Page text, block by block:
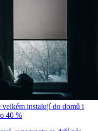
velkém instalují do domů i
40 %